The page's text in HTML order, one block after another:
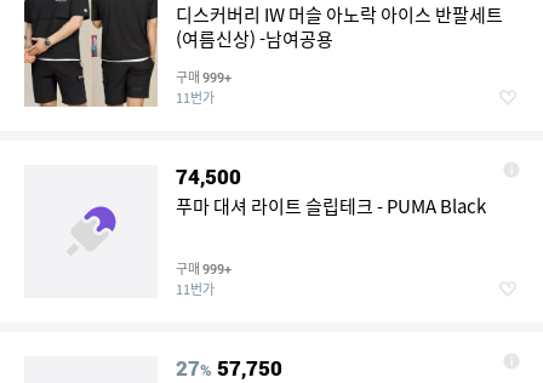
디스커버리 IW 머슬 아노락 아이스 반팔세트
(여름신상) -남여공용
구매 999+
11번가
74,500
푸마 대셔 라이트 슬립테크 - PUMA Black
구매 999+
11번가
27% 57,750